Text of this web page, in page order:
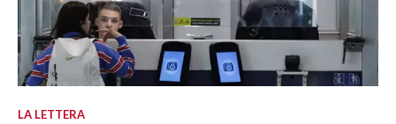
LA LETTERA